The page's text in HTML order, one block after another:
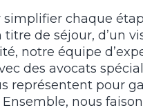
chaque
titre de séjour, d’un
notre équipe
des avocats
représentent pour
Ensemble, nous